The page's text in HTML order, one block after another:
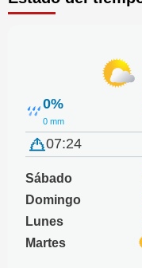
0%
0 mm
07:24
Sábado
Domingo
Lunes
Martes